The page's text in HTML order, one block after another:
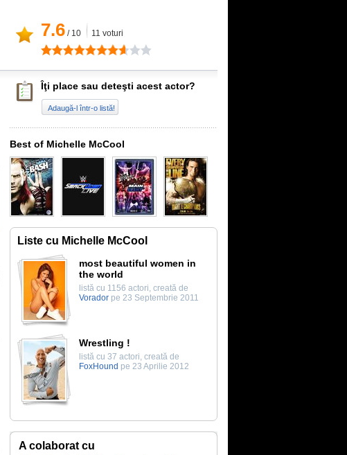
7.6 / 10 11 voturi
Îţi place sau deteşti acest actor?
Adaugă-l într-o listă!
Best of Michelle McCool
Liste cu Michelle McCool
most beautiful women in
the world
listă cu 1156 actori, creată de
Vorador pe 23 Septembrie 2011
Wrestling !
listă cu 37 actori, creată de
FoxHound pe 23 Aprilie 2012
A colaborat cu